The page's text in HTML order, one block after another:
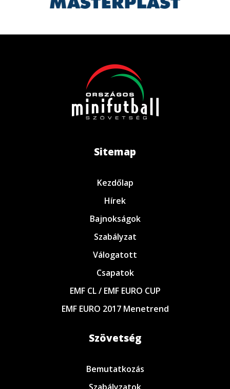
Sitemap
Kezdőlap
Hírek
Bajnokságok
Szabályzat
Válogatott
Csapatok
EMF CL / EMF EURO CUP
EMF EURO 2017 Menetrend
Szövetség
Bemutatkozás